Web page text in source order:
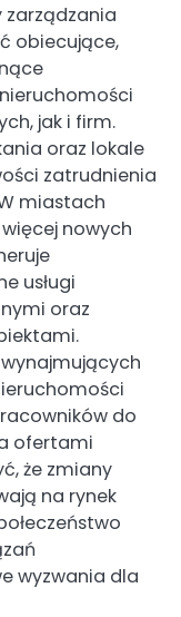
zarządzania
obiecujące,
jak i firm.
oraz lokale
zatrudnienia
miastach
nowych
usługi
oraz
do
ofertami
że zmiany
na rynek
wyzwania dla